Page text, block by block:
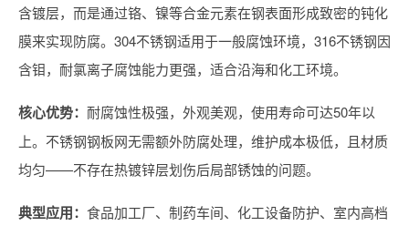
含镀层，而是通过铬、镍等合金元素在钢表面形成致密的钝化
膜来实现防腐。304不锈钢适用于一般腐蚀环境，316不锈钢因
含钼，耐氯离子腐蚀能力更强，适合沿海和化工环境。
核心优势： 耐腐蚀性极强，外观美观，使用寿命可达50年以
上。不锈钢钢板网无需额外防腐处理，维护成本极低，且材质
均匀——不存在热镀锌层划伤后局部锈蚀的问题。
典型应用： 食品加工厂、制药车间、化工设备防护、室内高档